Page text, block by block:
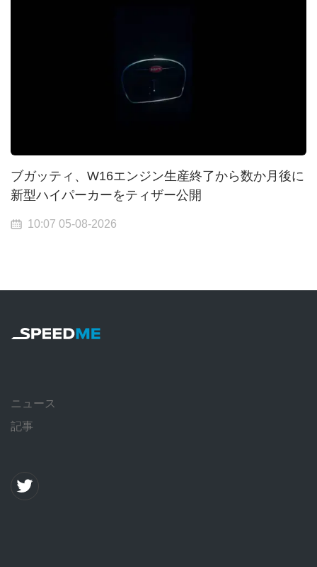
ブガッティ、W16エンジン生産終了から数か月後に
新型ハイパーカーをティザー公開
10:07 05-08-2026
ニュース
記事